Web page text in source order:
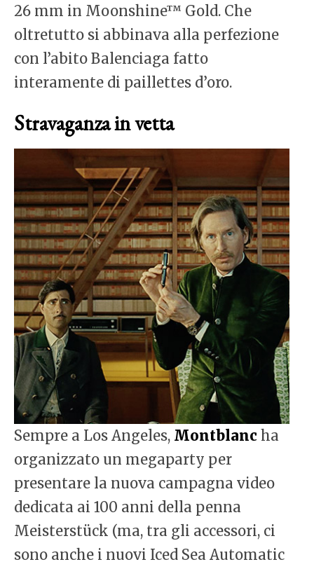
26 mm in Moonshine™ Gold. Che
oltretutto si abbinava alla perfezione
con l’abito Balenciaga fatto
interamente di paillettes d’oro.
Stravaganza in vetta
Sempre a Los Angeles, Montblanc ha
organizzato un megaparty per
presentare la nuova campagna video
dedicata ai 100 anni della penna
Meisterstück (ma, tra gli accessori, ci
sono anche i nuovi Iced Sea Automatic